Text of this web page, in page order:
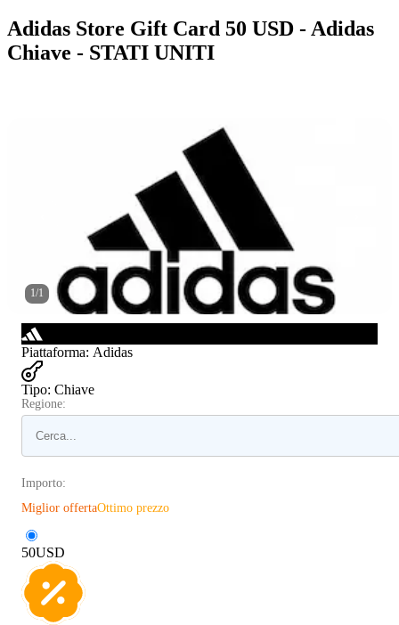
Adidas Store Gift Card 50 USD - Adidas
Chiave - STATI UNITI
1/1
Piattaforma: Adidas
Tipo: Chiave
Regione:
Importo:
Miglior offertaOttimo prezzo
50USD